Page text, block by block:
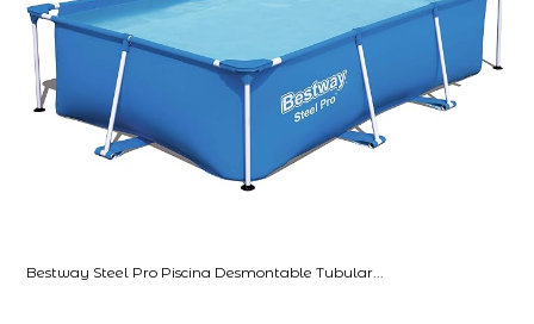
Bestway Steel Pro Piscina Desmontable Tubular...